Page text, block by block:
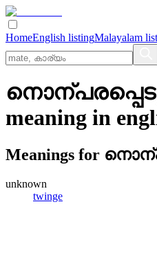
HomeEnglish listingMalayalam
meaning in
Meanings for
unknown
twinge